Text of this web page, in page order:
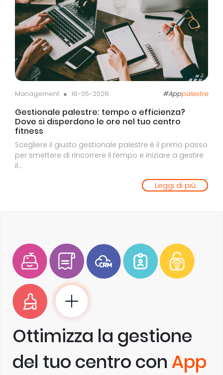
Management ● 18-05-2026 #Apppalestre
Gestionale palestre: tempo o efficienza?
Dove si disperdono le ore nel tuo centro
fitness
Scegliere il giusto gestionale palestre è il primo passo
per smettere di rincorrere il tempo e iniziare a gestire
il...
Leggi di più
Ottimizza la gestione
del tuo centro con App